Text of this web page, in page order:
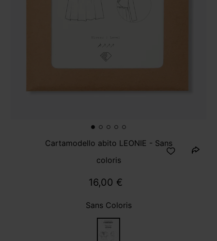
Cartamodello abito LEONIE - Sans
coloris
16,00 €
Sans Coloris